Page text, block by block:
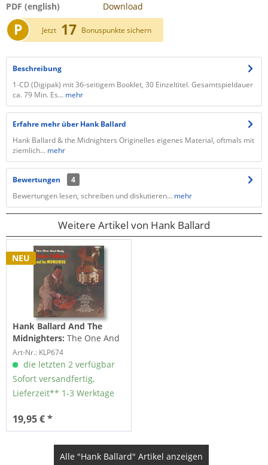
PDF (english)
Download
P Jetzt 17 Bonuspunkte sichern
Beschreibung
1-CD (Digipak) mit 36-seitigem Booklet, 30 Einzeltitel. Gesamtspieldauer
ca. 79 Min. Es... mehr
Erfahre mehr über Hank Ballard
Hank Ballard & the Midnighters Originelles eigenes Material, oftmals mit
ziemlich... mehr
Bewertungen
4
Bewertungen lesen, schreiben und diskutieren... mehr
Weitere Artikel von Hank Ballard
NEU
Hank Ballard And The
Midnighters:The One And
Only (LP)
Art-Nr.: KLP674
die letzten 2 verfügbar
Sofort versandfertig,
Lieferzeit** 1-3 Werktage
19,95 € *
Alle "Hank Ballard" Artikel anzeigen